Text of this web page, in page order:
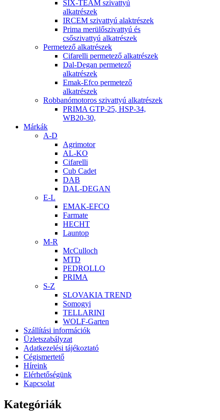
SIX-TEAM szivattyú
alkatrészek
IRCEM szivattyú alaktrészek
Prima merülőszivattyú és
csőszivattyú alkatrészek
Permetező alkatrészek
Cifarelli permetező alkatrészek
Dal-Degan permetező
alkatrészek
Emak-Efco permetező
alkatrészek
Robbanómotoros szivattyú alkatrészek
PRIMA GTP-25, HSP-34,
WB20-30,
Márkák
A-D
Agrimotor
AL-KO
Cifarelli
Cub Cadet
DAB
DAL-DEGAN
E-L
EMAK-EFCO
Farmate
HECHT
Launtop
M-R
McCulloch
MTD
PEDROLLO
PRIMA
S-Z
SLOVAKIA TREND
Somogyi
TELLARINI
WOLF-Garten
Szállítási információk
Üzletszabályzat
Adatkezelési tájékoztató
Cégismertető
Híreink
Elérhetőségünk
Kapcsolat
Kategóriák